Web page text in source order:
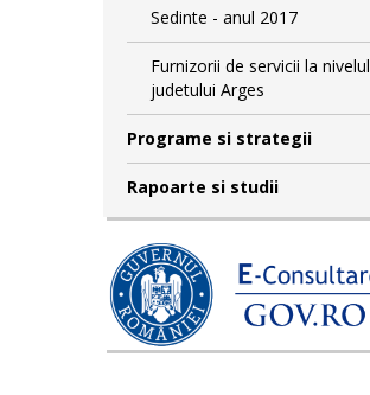
Sedinte - anul 2017
Furnizorii de servicii la nivelul
judetului Arges
Programe si strategii
Rapoarte si studii